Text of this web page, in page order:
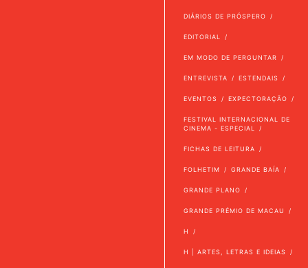
DIÁRIOS DE PRÓSPERO
EDITORIAL
EM MODO DE PERGUNTAR
ENTREVISTA ESTENDAIS
EVENTOS EXPECTORAÇÃO
FESTIVAL INTERNACIONAL DE
CINEMA - ESPECIAL
FICHAS DE LEITURA
FOLHETIM GRANDE BAÍA
GRANDE PLANO
GRANDE PRÉMIO DE MACAU
H
H | ARTES, LETRAS E IDEIAS